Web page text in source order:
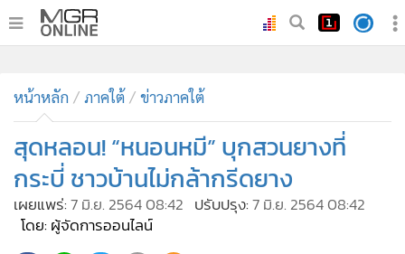
• ทันเหตุการณ์
• ภาคใต้
• ภูมิภาค
• Online Section
• บันเทิง
ผู้จัดการรายวัน
หน้าหลัก ภาคใต้ ข่าวภาคใต้
สุดหลอน! “หนอนหมี” บุกสวนยางที่
กระบี่ ชาวบ้านไม่กล้ากรีดยาง
เผยแพร่:7 มิ.ย. 2564 08:42 ปรับปรุง:7 มิ.ย. 2564 08:42
โดย: ผู้จัดการออนไลน์